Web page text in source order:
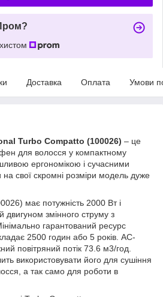
Доставка Оплата Умови
Turbo Compatto (100026) – це
для волосся у компактному
ергономікою і сучасними
свої скромні розміри модель дуже
має потужність 2000 Вт і
змінного струму з
гарантований ресурс
2500 годин або 5 років. AC-
повітряний потік 73.6 м3/год.
використовувати його для сушіння
а так само для роботи в